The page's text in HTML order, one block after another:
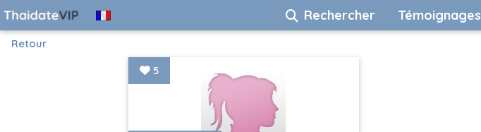
Rechercher Témoignages
Retour
5